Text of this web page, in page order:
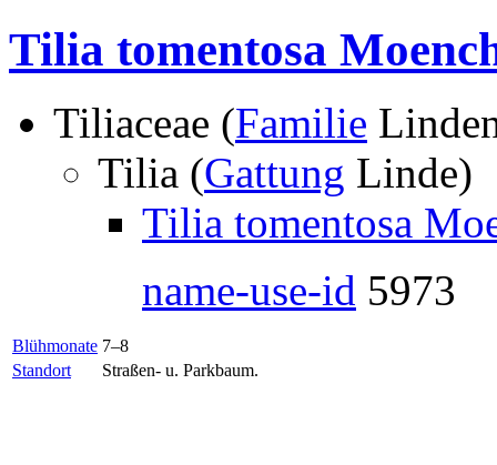
Tilia tomentosa
Tiliaceae (Familie
Tilia (Gattung Linde)
Tilia tomentosa
name-use-id 5973
Blühmonate 7–8
Standort
Straßen- u. Parkbaum.